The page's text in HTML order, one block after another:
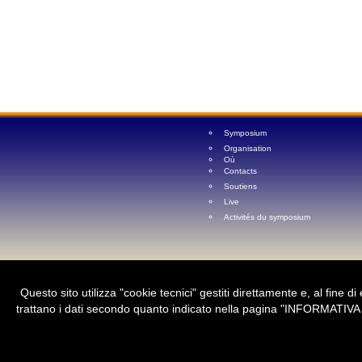
Questo sito utilizza "cookie tecnici" gestiti direttamente e, al fine
trattano i dati secondo quanto indicato nella pagina
Symposium
Organisation
Où
Contacts
Soutiens
Live
Activités du symposium